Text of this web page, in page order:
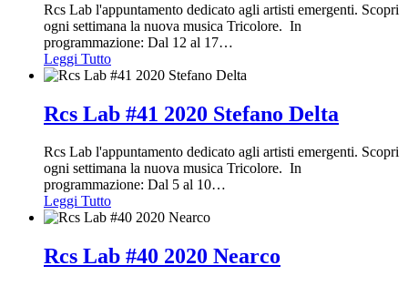
Rcs Lab l'appuntamento dedicato agli artisti emergenti. Scopri
ogni settimana la nuova musica Tricolore. In
programmazione: Dal 12 al 17…
Leggi Tutto
Rcs Lab #41 2020 Stefano Delta
Rcs Lab l'appuntamento dedicato agli artisti emergenti. Scopri
ogni settimana la nuova musica Tricolore. In
programmazione: Dal 5 al 10…
Leggi Tutto
Rcs Lab #40 2020 Nearco